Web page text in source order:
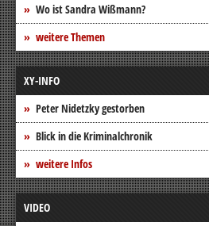
Wo ist Sandra Wißmann?
weitere Themen
XY-INFO
Peter Nidetzky gestorben
Blick in die Kriminalchronik
weitere Infos
VIDEO